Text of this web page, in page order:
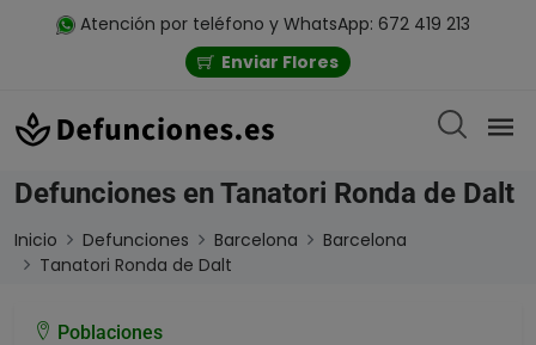
Atención por teléfono y WhatsApp: 672 419 213
Enviar Flores
Defunciones en Tanatori Ronda de Dalt
Inicio Defunciones Barcelona
Barcelona
Tanatori Ronda de Dalt
Poblaciones